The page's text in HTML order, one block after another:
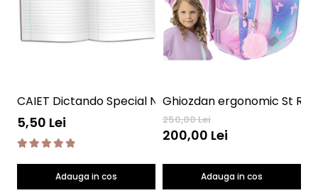
CAIET Dictando Special NumLit CD
5,50 Lei
Adauga in cos
Ghiozdan ergonomic St
250,00 Lei
200,00 Lei
Adauga in cos